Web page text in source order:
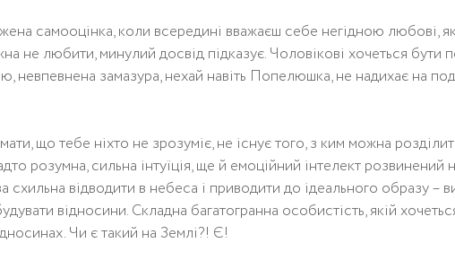
самооцінка, коли всередині вважаєш себе негідною любові,
не любити, минулий досвід підказує. Чоловікові хочеться бути
замазура, нехай навіть Попелюшка, не надихає на
що тебе ніхто не зрозуміє, не існує того, з ким можна
розумна, сильна інтуїція, ще й емоційний інтелект розвинений
відводити в небеса і приводити до ідеального образу –
відносини. Складна багатогранна особистість, якій
Чи є такий на Землі?! Є!